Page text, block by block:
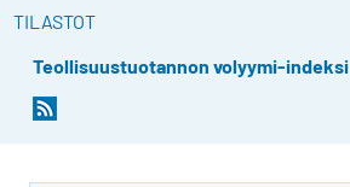
TILASTOT
Teollisuustuotannon volyymi-indeksi